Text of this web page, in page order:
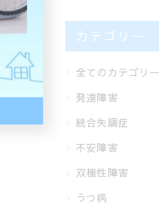
カテゴリー
全てのカテゴリー
発達障害
統合失調症
不安障害
双極性障害
うつ病